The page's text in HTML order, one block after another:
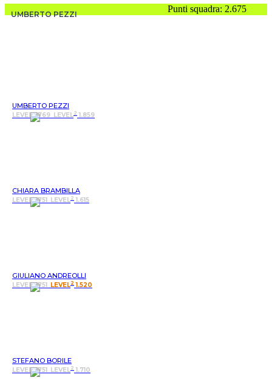
UMBERTO PEZZI
Punti squadra: 2.675
UMBERTO PEZZI
LEVEL 1.769 LEVEL2 1.859
CHIARA BRAMBILLA
LEVEL 1.751 LEVEL2 1.615
GIULIANO ANDREOLLI
LEVEL 1.751 LEVEL2 1.520
STEFANO BORILE
LEVEL 1.751 LEVEL2 1.710